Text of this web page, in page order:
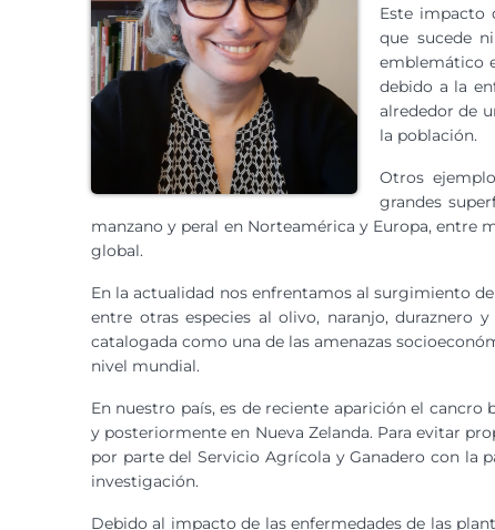
Este impacto
que sucede
emblemático
debido a la
alrededor de
la población.
Otros
grandes
manzano y peral en Norteamérica y Europa, entre
global.
En la actualidad nos enfrentamos al surgimiento
entre otras especies al olivo, naranjo, duraznero
catalogada como una de las amenazas
nivel mundial.
En nuestro país, es de reciente aparición el
y posteriormente en Nueva Zelanda. Para evitar
por parte del Servicio Agrícola y Ganadero con la
investigación.
Debido al impacto de las enfermedades de las